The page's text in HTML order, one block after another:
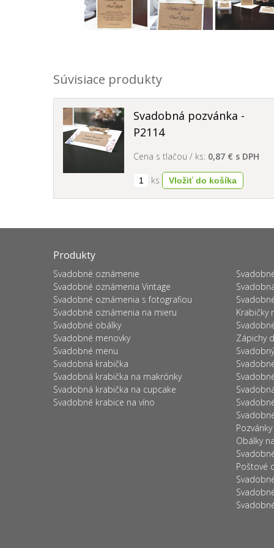
Súvisiace produkty
Svadobná pozvánka -
P2114
Cena s tlačou / ks: 0,87 € s DPH
ks
Produkty
Svadobné oznámenie
Svadobné oznámenia Vintage
Svadobné oznámenia s fotografiou
Svadobné oznámenia na mieru
Svadobné obálky
Svadobné menovky
Svadobné menu
Svadobná krabička
Svadobná krabička na makrónky
Svadobná krabička na cupcake
Svadobné krabice na víno
Krabičky
Zápichy
Pozvánky
Obálky
Poštové